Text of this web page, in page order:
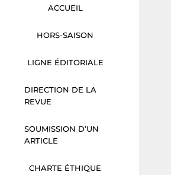
ACCUEIL
HORS-SAISON
LIGNE ÉDITORIALE
DIRECTION DE LA
REVUE
SOUMISSION D’UN
ARTICLE
CHARTE ÉTHIQUE